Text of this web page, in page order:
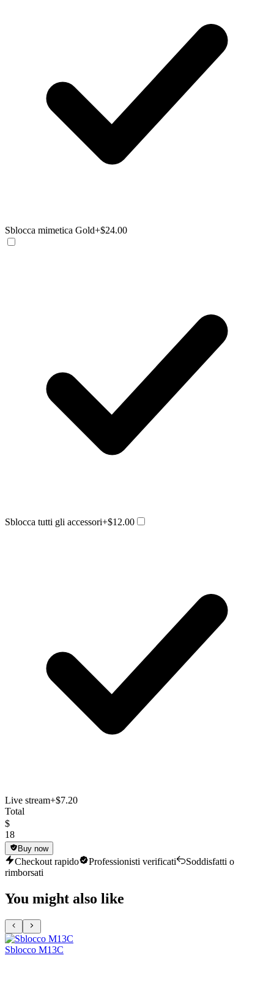
Sblocca mimetica Gold+$24.00
Sblocca tutti gli accessori+$12.00
Live stream+$7.20
Total
$
18
Buy now
Checkout rapido Professionisti verificati
Soddisfatti o
rimborsati
You might also like
Sblocco M13C